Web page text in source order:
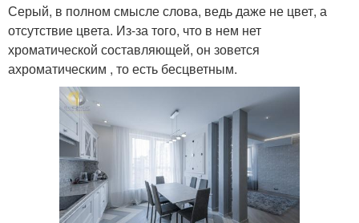
Серый, в полном смысле слова, ведь даже не цвет, а
отсутствие цвета. Из-за того, что в нем нет
хроматической составляющей, он зовется
ахроматическим , то есть бесцветным.